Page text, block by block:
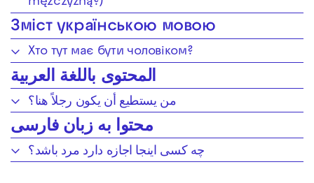
Зміст українською мовою
Хто тут має бути чоловіком?
المحتوى باللغة العربية
من يستطيع أن يكون رجلاً هنا؟
محتوا به زبان فارسی
چه کسی اینجا اجازه دارد مرد باشد؟